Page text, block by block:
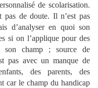
de scolarisation.
de doute. Il n’est pas
d’analyser en quoi son
si on l’applique pour des
son champ ; source de
pas avec un manque de
des parents, des
car le champ du handicap